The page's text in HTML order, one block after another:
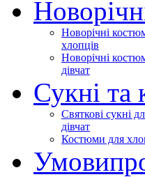
Новорічні
хлопців
Новорічні
дівчат
Сукні та
Святкові сукні
дівчат
Костюми для
Умови